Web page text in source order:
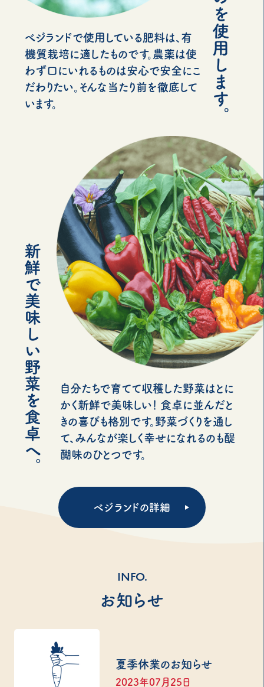
べジランドで使用している肥料は、有
機質栽培に適したものです。農薬は使
わず口にいれるものは安心で安全にこ
だわりたい。そんな当たり前を徹底して
います。
自分たちで育てて収穫した野菜はとに
かく新鮮で美味しい！ 食卓に並んだと
きの喜びも格別です。野菜づくりを通し
て、みんなが楽しく幸せになれるのも醍
醐味のひとつです。
ベジランドの詳細
INFO.
お知らせ
夏季休業のお知らせ
2023年07月25日